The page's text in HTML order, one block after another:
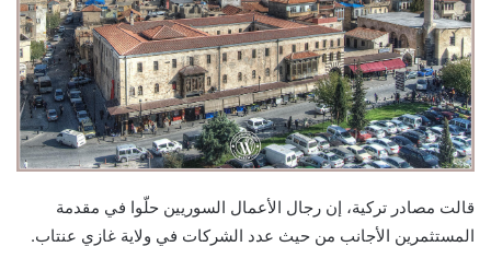
قالت مصادر تركية، إن رجال الأعمال السوريين حلّوا في مقدمة
المستثمرين الأجانب من حيث عدد الشركات في ولاية غازي عنتاب.